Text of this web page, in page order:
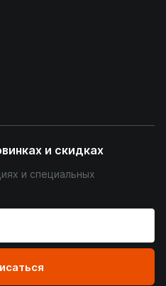
и скидках
и специальных